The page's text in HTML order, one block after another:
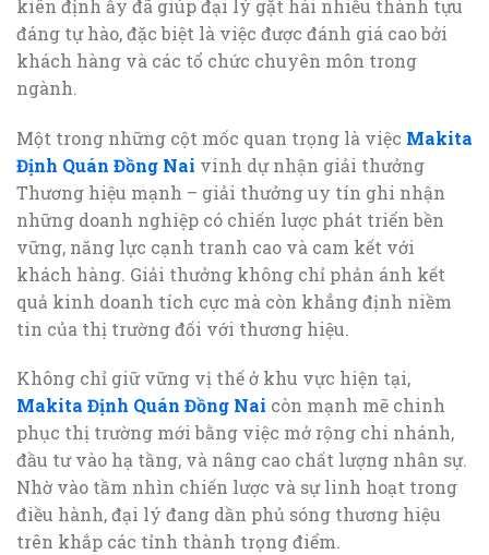
kiên định ấy đã giúp đại lý gặt hái nhiều thành tựu
đáng tự hào, đặc biệt là việc được đánh giá cao bởi
khách hàng và các tổ chức chuyên môn trong
ngành.
Một trong những cột mốc quan trọng là việc Makita
Định Quán Đồng Nai vinh dự nhận giải thưởng
Thương hiệu mạnh – giải thưởng uy tín ghi nhận
những doanh nghiệp có chiến lược phát triển bền
vững, năng lực cạnh tranh cao và cam kết với
khách hàng. Giải thưởng không chỉ phản ánh kết
quả kinh doanh tích cực mà còn khẳng định niềm
tin của thị trường đối với thương hiệu.
Không chỉ giữ vững vị thế ở khu vực hiện tại,
Makita Định Quán Đồng Nai còn mạnh mẽ chinh
phục thị trường mới bằng việc mở rộng chi nhánh,
đầu tư vào hạ tầng, và nâng cao chất lượng nhân sự.
Nhờ vào tầm nhìn chiến lược và sự linh hoạt trong
điều hành, đại lý đang dần phủ sóng thương hiệu
trên khắp các tỉnh thành trọng điểm.